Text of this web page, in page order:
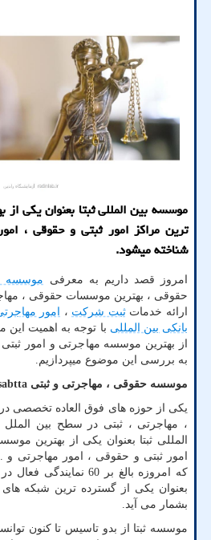
موسسه بین المللی ثبتا بعنوان یكی
ترین مراكز امور ثبتی و حقوقی ،
شناخته میشود.
امروز قصد داریم به معرفی موسسه
حقوقی ، بهترین موسسات حقوقی ،
ارائه خدماتثبت شرکت ، امور
بانکی بین المللی با توجه به اهمیت
از بهترین موسسه مهاجرتی و امور
به بررسی این موضوع میپردازیم.
موسسه حقوقی ، مهاجرتی و ثبتی
یکی از حوزه های فوق العاده تخصصی در
، مهاجرتی ، ثبتی در سطح بین
المللی ثبتا بعنوان یکی از بهترین
امور ثبتی و حقوقی ، امور مهاجرتی
بعنوان یکی از گسترده ترین شبکه های
بشمار می آید.